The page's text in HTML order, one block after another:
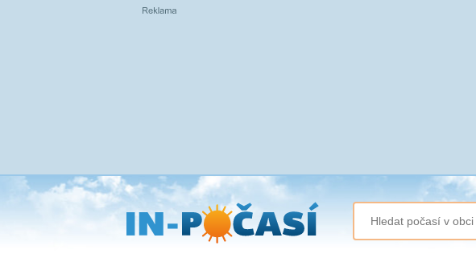
Přejít
na
hlavní
obsah